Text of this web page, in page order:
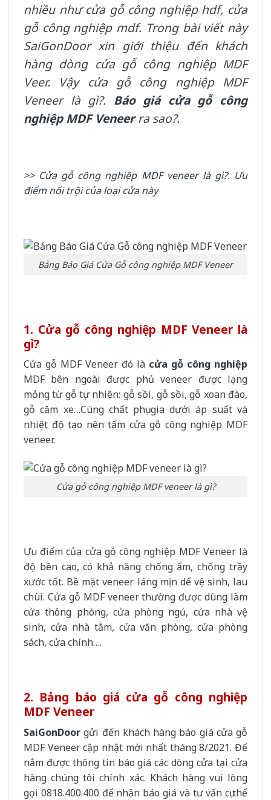
nhiều như cửa gỗ công nghiệp hdf, cửa
gỗ công nghiệp mdf. Trong bài viết này
SaiGonDoor xin giới thiệu đến khách
hàng dòng cửa gỗ công nghiệp MDF
Veer. Vậy cửa gỗ công nghiệp MDF
Veneer là gì?. Báo giá cửa gỗ công
nghiệp MDF Veneerra sao?.
>> Cửa gỗ công nghiệp MDF veneer là gì?. Ưu
điểm nổi trội của loại cửa này
Bảng Báo Giá Cửa Gỗ công nghiệp MDF Veneer
1. Cửa gỗ công nghiệp MDF Veneer là
gì?
Cửa gỗ MDF Veneer đó là cửa gỗ công nghiệp
MDF bên ngoài được phủ veneer được lạng
mỏng từ gỗ tự nhiên: gỗ sồi, gỗ sồi, gỗ xoan đào,
gỗ căm xe…Cùng chất phụ gia dưới áp suất và
nhiệt độ tạo nên tấm cửa gỗ công nghiệp MDF
veneer.
Cửa gỗ công nghiệp MDF veneer là gì?
Ưu điểm của cửa gỗ công nghiệp MDF Veneer là
độ bền cao, có khả năng chống ẩm, chống trầy
xước tốt. Bề mặt veneer láng mịn dể vệ sinh, lau
chùi. Cửa gỗ MDF veneer thường được dùng làm
cửa thông phòng, cửa phòng ngủ, cửa nhà vệ
sinh, cửa nhà tắm, cửa văn phòng, cửa phòng
sách, cửa chính….
2. Bảng báo giá cửa gỗ công nghiệp
MDF Veneer
SaiGonDoor gửi đến khách hàng báo giá cửa gỗ
MDF Veneer cập nhật mới nhất tháng 8/2021. Để
nắm được thông tin báo giá các dòng cửa tại cửa
hàng chúng tôi chính xác. Khách hàng vui lòng
gọi 0818.400.400 để nhận báo giá và tư vấn cụ thể